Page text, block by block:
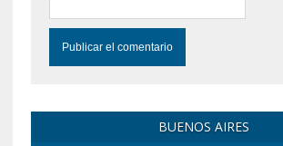
BUENOS AIRES